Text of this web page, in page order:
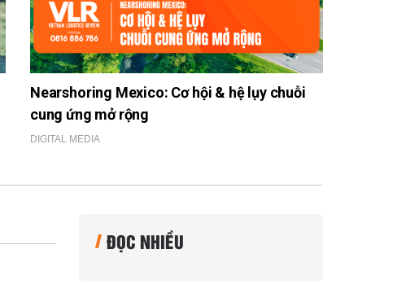
Nearshoring Mexico: Cơ hội & hệ lụy chuỗi
cung ứng mở rộng
DIGITAL MEDIA
ĐỌC NHIỀU